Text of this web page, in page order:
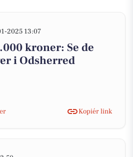
2025 13:07
kroner: Se de
i Odsherred
Kopiér link